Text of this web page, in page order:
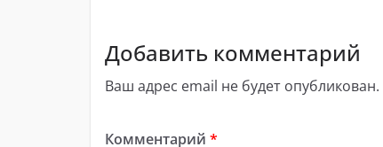
Добавить комментарий
Ваш адрес email не будет опубликован.
Комментарий *